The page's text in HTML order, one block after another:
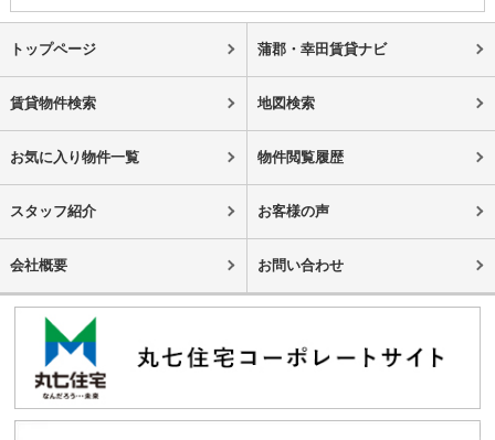
トップページ 蒲郡・幸田賃貸ナビ
賃貸物件検索 地図検索
お気に入り物件一覧 物件閲覧履歴
スタッフ紹介 お客様の声
会社概要 お問い合わせ